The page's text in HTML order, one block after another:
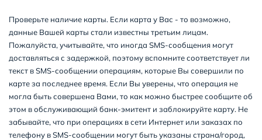
Проверьте наличие карты. Если карта у Вас - то возможно,
данные Вашей карты стали известны третьим лицам.
Пожалуйста, учитывайте, что иногда SMS-сообщения могут
доставляться с задержкой, поэтому вспомните соответствует ли
текст в SMS-сообщении операциям, которые Вы совершили по
карте за последнее время. Если Вы уверены, что операция не
могла быть совершена Вами, то как можно быстрее сообщите об
этом в обслуживающий банк-эмитент и заблокируйте карту. Не
забывайте, что при операциях в сети Интернет или заказах по
телефону в SMS-сообщении могут быть указаны страна/город,